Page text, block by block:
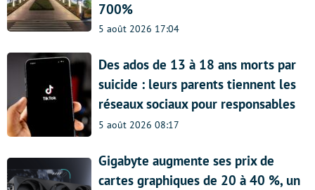
700%
5 août 2026 17:04
Des ados de 13 à 18 ans morts par
suicide : leurs parents tiennent les
réseaux sociaux pour responsables
5 août 2026 08:17
Gigabyte augmente ses prix de
cartes graphiques de 20 à 40 %, un